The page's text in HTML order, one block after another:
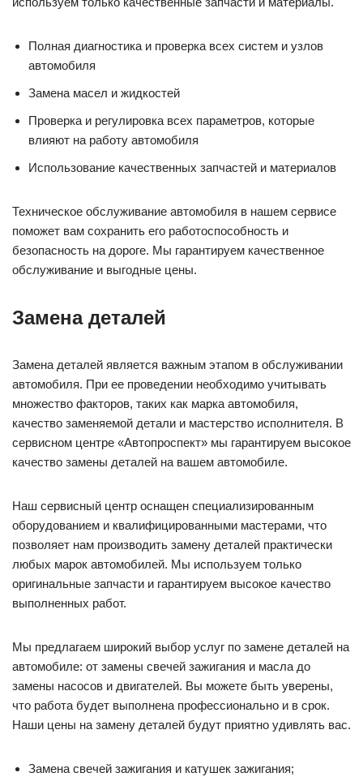
Полная диагностика и проверка всех систем и узлов
автомобиля
Замена масел и жидкостей
Проверка и регулировка всех параметров, которые
влияют на работу автомобиля
Использование качественных запчастей и материалов
Техническое обслуживание автомобиля в нашем сервисе
поможет вам сохранить его работоспособность и
безопасность на дороге. Мы гарантируем качественное
обслуживание и выгодные цены.
Замена деталей
Замена деталей является важным этапом в обслуживании
автомобиля. При ее проведении необходимо учитывать
множество факторов, таких как марка автомобиля,
качество заменяемой детали и мастерство исполнителя. В
сервисном центре «Автопроспект» мы гарантируем высокое
качество замены деталей на вашем автомобиле.
Наш сервисный центр оснащен специализированным
оборудованием и квалифицированными мастерами, что
позволяет нам производить замену деталей практически
любых марок автомобилей. Мы используем только
оригинальные запчасти и гарантируем высокое качество
выполненных работ.
Мы предлагаем широкий выбор услуг по замене деталей на
автомобиле: от замены свечей зажигания и масла до
замены насосов и двигателей. Вы можете быть уверены,
что работа будет выполнена профессионально и в срок.
Наши цены на замену деталей будут приятно удивлять вас.
Замена свечей зажигания и катушек зажигания;